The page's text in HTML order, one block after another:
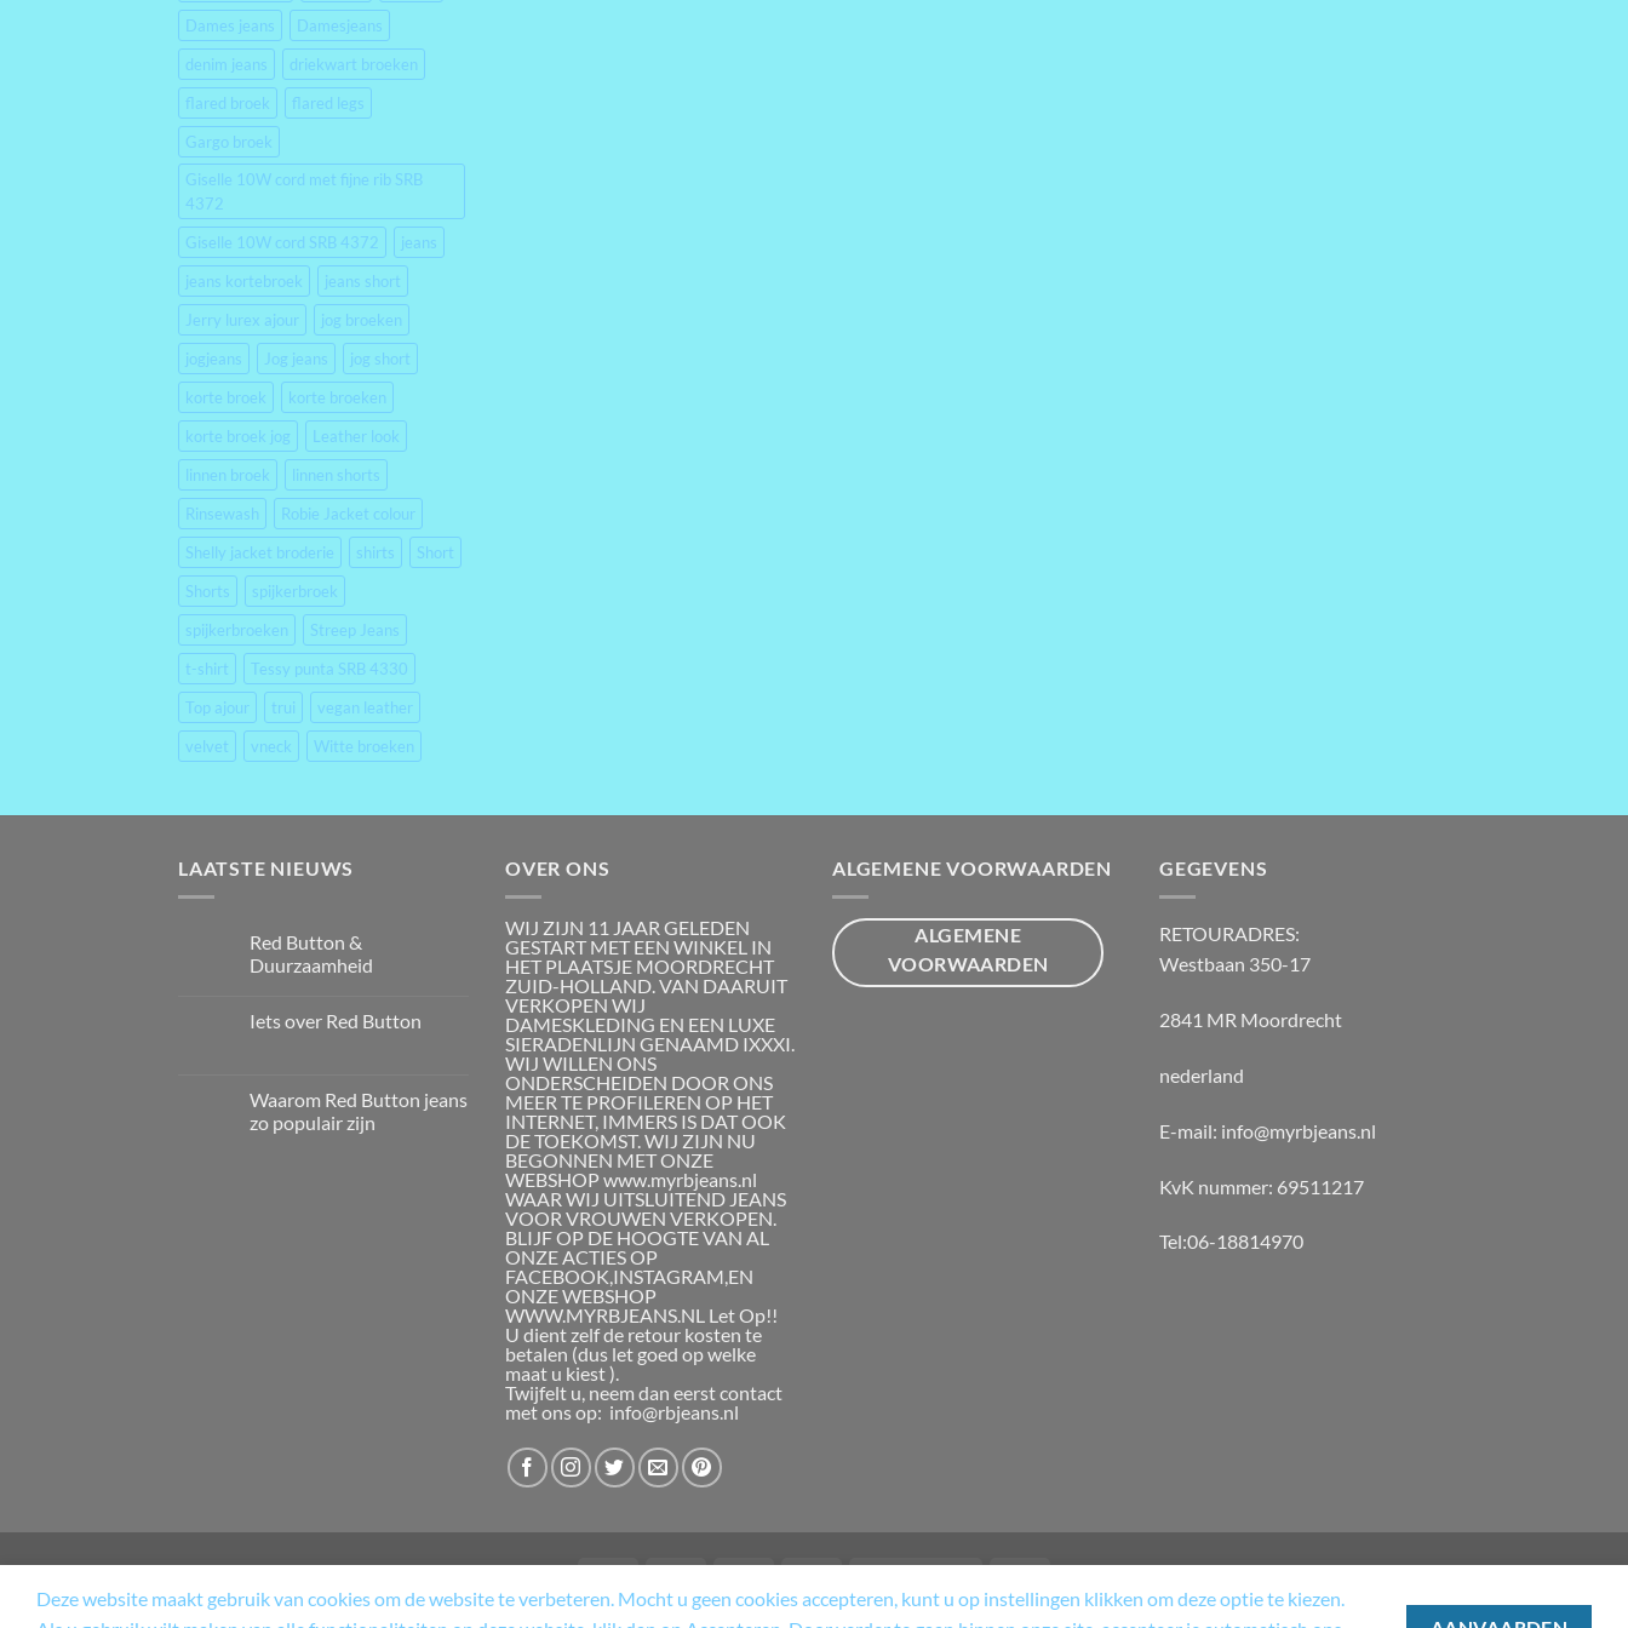
Dames jeans
Damesjeans
denim jeans
driekwart broeken
flared broek
flared legs
Gargo broek
Giselle 10W cord met fijne rib SRB
4372
Giselle 10W cord SRB 4372
jeans
jeans kortebroek
jeans short
Jerry lurex ajour
jog broeken
jogjeans
Jog jeans
jog short
korte broek
korte broeken
korte broek jog
Leather look
linnen broek
linnen shorts
Rinsewash
Robie Jacket colour
Shelly jacket broderie
shirts
Short
Shorts
spijkerbroek
spijkerbroeken
Streep Jeans
t-shirt
Tessy punta SRB 4330
Top ajour
trui
vegan leather
velvet
vneck Witte broeken
LAATSTE NIEUWS
Red Button &
Duurzaamheid
Iets over Red Button
Waarom Red Button jeans
zo populair zijn
OVER ONS
WIJ ZIJN 11 JAAR GELEDEN
GESTART MET EEN WINKEL IN
HET PLAATSJE MOORDRECHT
ZUID-HOLLAND. VAN DAARUIT
VERKOPEN WIJ
DAMESKLEDING EN EEN LUXE
SIERADENLIJN GENAAMD IXXXI.
WIJ WILLEN ONS
ONDERSCHEIDEN DOOR ONS
MEER TE PROFILEREN OP HET
INTERNET, IMMERS IS DAT OOK
DE TOEKOMST. WIJ ZIJN NU
BEGONNEN MET ONZE
WEBSHOP www.myrbjeans.nl
WAAR WIJ UITSLUITEND JEANS
VOOR VROUWEN VERKOPEN.
BLIJF OP DE HOOGTE VAN AL
ONZE ACTIES OP
FACEBOOK,INSTAGRAM,EN
ONZE WEBSHOP
WWW.MYRBJEANS.NL Let Op!!
U dient zelf de retour kosten te
betalen (dus let goed op welke
maat u kiest ).
Twijfelt u, neem dan eerst contact
met ons op: info@rbjeans.nl
ALGEMENE VOORWAARDEN
ALGEMENE
VOORWAARDEN
GEGEVENS
RETOURADRES:
Westbaan 350-17
2841 MR Moordrecht
nederland
E-mail: info@myrbjeans.nl
KvK nummer: 69511217
Tel:06-18814970
Deze website maakt gebruik van cookies om de website te verbeteren. Mocht u geen cookies accepteren, kunt u op instellingen klikken om deze optie te kiezen.